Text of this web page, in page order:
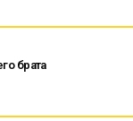
брата